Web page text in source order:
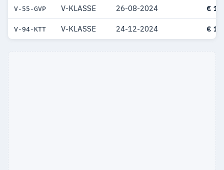
V-55-GVP V-KLASSE 26-08-2024 €
V-94-KTT V-KLASSE 24-12-2024 €